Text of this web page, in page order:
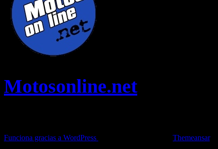
Motosonline.net
Funciona gracias a WordPress
Themeansar.